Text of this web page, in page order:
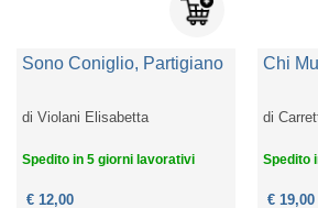
Sono Coniglio, Partigiano
diViolani Elisabetta
Spedito in 5 giorni lavorativi
€ 12,00
Chi
di
Spedito
€ 19,00